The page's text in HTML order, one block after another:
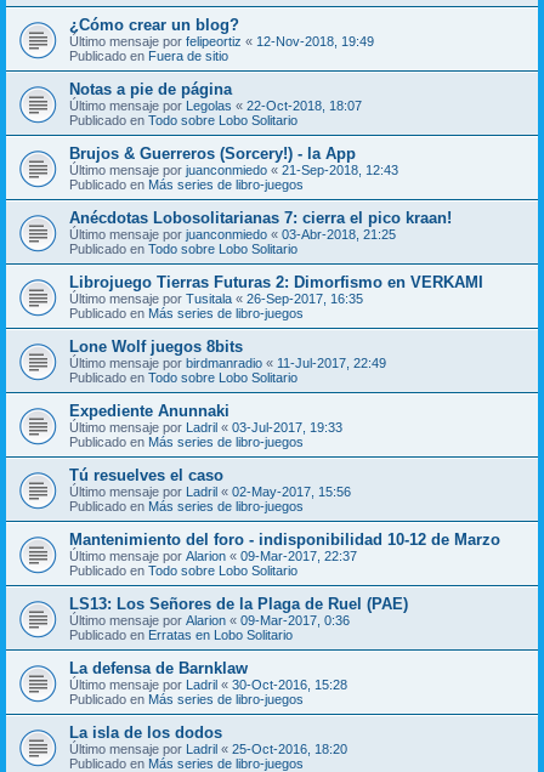
¿Cómo crear un blog?
Último mensaje por felipeortiz « 12-Nov-2018, 19:49
Publicado en Fuera de sitio
Notas a pie de página
Último mensaje por Legolas « 22-Oct-2018, 18:07
Publicado en Todo sobre Lobo Solitario
Brujos & Guerreros (Sorcery!) - la App
Último mensaje por juanconmiedo « 21-Sep-2018, 12:43
Publicado en Más series de libro-juegos
Anécdotas Lobosolitarianas 7: cierra el pico kraan!
Último mensaje por juanconmiedo « 03-Abr-2018, 21:25
Publicado en Todo sobre Lobo Solitario
Librojuego Tierras Futuras 2: Dimorfismo en VERKAMI
Último mensaje por Tusitala « 26-Sep-2017, 16:35
Publicado en Más series de libro-juegos
Lone Wolf juegos 8bits
Último mensaje por birdmanradio « 11-Jul-2017, 22:49
Publicado en Todo sobre Lobo Solitario
Expediente Anunnaki
Último mensaje por Ladril « 03-Jul-2017, 19:33
Publicado en Más series de libro-juegos
Tú resuelves el caso
Último mensaje por Ladril « 02-May-2017, 15:56
Publicado en Más series de libro-juegos
Mantenimiento del foro - indisponibilidad 10-12 de Marzo
Último mensaje por Alarion « 09-Mar-2017, 22:37
Publicado en Todo sobre Lobo Solitario
LS13: Los Señores de la Plaga de Ruel (PAE)
Último mensaje por Alarion « 09-Mar-2017, 0:36
Publicado en Erratas en Lobo Solitario
La defensa de Barnklaw
Último mensaje por Ladril « 30-Oct-2016, 15:28
Publicado en Más series de libro-juegos
La isla de los dodos
Último mensaje por Ladril « 25-Oct-2016, 18:20
Publicado en Más series de libro-juegos